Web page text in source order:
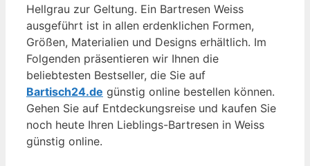
Hellgrau zur Geltung. Ein Bartresen Weiss
ausgeführt ist in allen erdenklichen Formen,
Größen, Materialien und Designs erhältlich. Im
Folgenden präsentieren wir Ihnen die
beliebtesten Bestseller, die Sie auf
Bartisch24.de günstig online bestellen können.
Gehen Sie auf Entdeckungsreise und kaufen Sie
noch heute Ihren Lieblings-Bartresen in Weiss
günstig online.